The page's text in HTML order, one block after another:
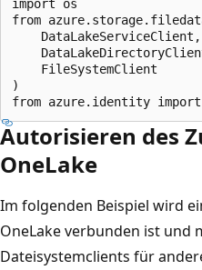
import os
from
    DataLakeServiceClient,
    FileSystemClient
)
Autorisieren des
OneLake
Im folgenden Beispiel wird
OneLake verbunden ist und
Dateisystemclients für